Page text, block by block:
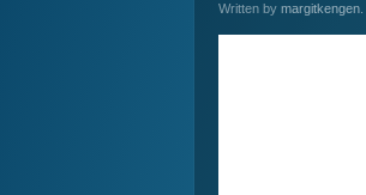
Written by margitkengen